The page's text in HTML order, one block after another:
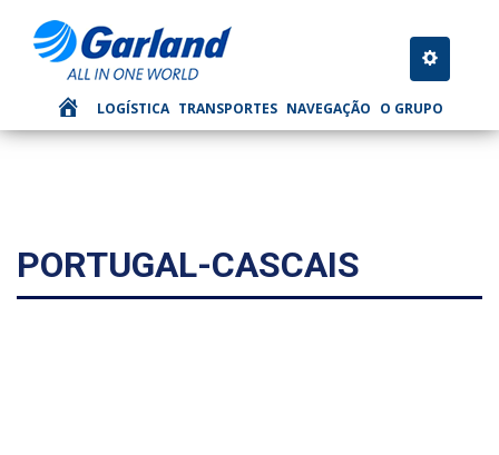
Toggle
LOGÍSTICA TRANSPORTES NAVEGAÇÃO O GRUPO
PORTUGAL-CASCAIS